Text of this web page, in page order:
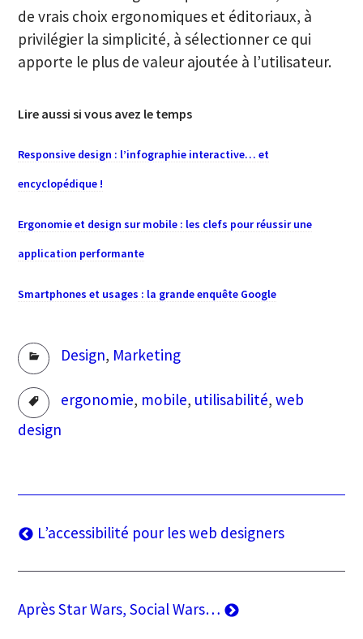
de vrais choix ergonomiques et éditoriaux, à
privilégier la simplicité, à sélectionner ce qui
apporte le plus de valeur ajoutée à l’utilisateur.
Lire aussi si vous avez le temps
Responsive design : l’infographie interactive… et
encyclopédique !
Ergonomie et design sur mobile : les clefs pour réussir une
application performante
Smartphones et usages : la grande enquête Google
RubriquesDesign, Marketing
Tags ergonomie, mobile, utilisabilité,web
design
Navigation
Article
L’accessibilité pour les web designers
Article
Après Star Wars, Social Wars…